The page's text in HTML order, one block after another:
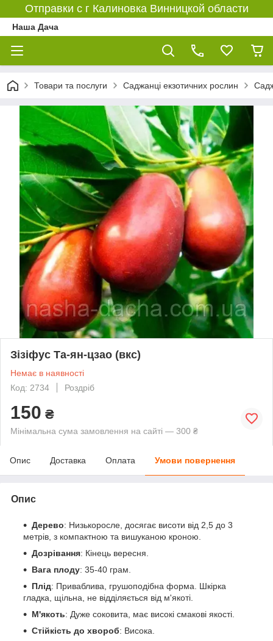
Отправки с г Калиновка Винницкой области
Наша Дача
Товари та послуги Саджанці екзотичних рослин
Зізіфус Та-ян-цзао (вкс)
Немає в наявності
Код: 2734
Роздріб
150 ₴
Мінімальна сума замовлення на сайті — 300 ₴
Опис Доставка Оплата Умови повернення
Опис
Дерево: Низькоросле, досягає висоти від 2,5 до 3
метрів, з компактною та вишуканою кроною.
Дозрівання: Кінець вересня.
Вага плоду: 35-40 грам.
Плід: Приваблива, грушоподібна форма. Шкірка
гладка, щільна, не відділяється від м'якоті.
М'якоть: Дуже соковита, має високі смакові якості.
Стійкість до хвороб: Висока.